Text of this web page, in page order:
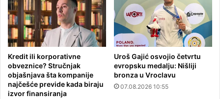
Kredit ili korporativne
obveznice? Stručnjak
objašnjava šta kompanije
najčešće previde kada biraju
izvor finansiranja
Uroš Gajić osvojio četvrtu
evropsku medalju: Nišliji
bronza u Vroclavu
07.08.2026 10:55